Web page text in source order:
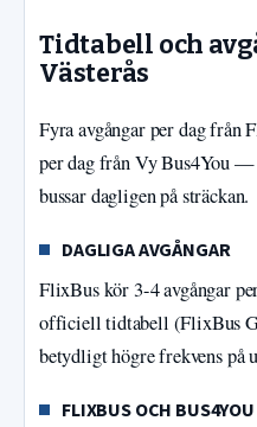
Tidtabell och
Västerås
Fyra avgångar per dag från
per dag från Vy Bus4You
bussar dagligen på sträckan.
DAGLIGA AVGÅNGAR
FlixBus kör 3-4 avgångar
officiell tidtabell (FlixBus
betydligt högre frekvens på
FLIXBUS OCH